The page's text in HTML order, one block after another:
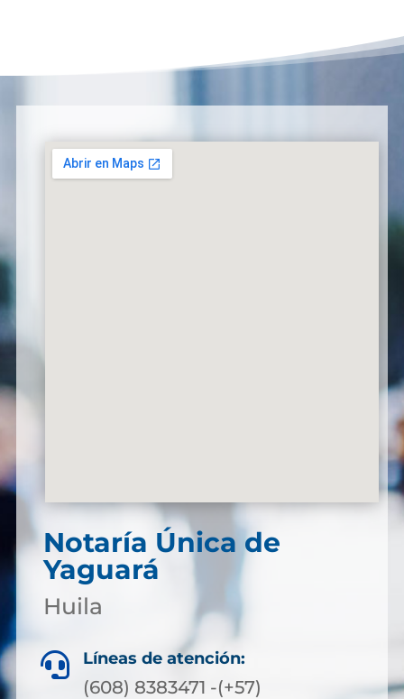
Notaría Única de
Yaguará
Huila
 Líneas de atención:
(608) 8383471 -(+57)